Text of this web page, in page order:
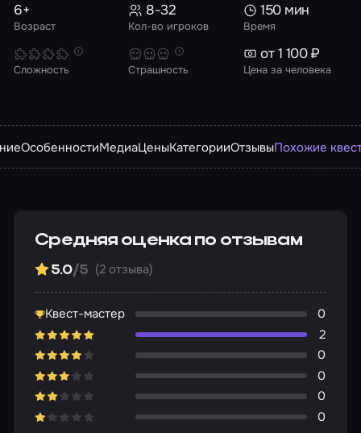
Возраст
6+
Кол-во игроков
8-32
Время
150 мин
Сложность Страшность Цена за человека
от 1 100 ₽
ОсобенностиМедиаЦеныКатегорииОтзывыПохожие
Средняя оценка по отзывам
5.0/5 (2 отзыва)
Квест-мастер
0
2
0
0
0
0